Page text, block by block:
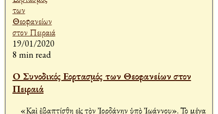
19/01/2020
8 min read
Ο Συνοδικός Εορτασμός των Θεοφανείων στον
Πειραιά
«Καὶ ἐβαπτίσθη εἰς τὸν Ἰορδάνην ὑπὸ Ἰωάννου». Το μέγα